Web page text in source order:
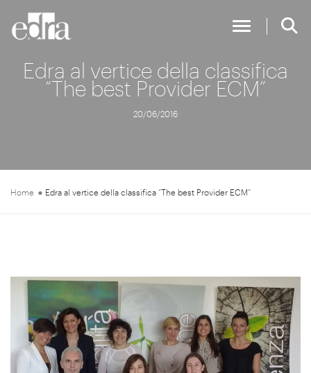
Toggle
Edra al vertice della classifica
“The best Provider ECM”
20/06/2016
Home Edra al vertice della classifica “The best Provider ECM”